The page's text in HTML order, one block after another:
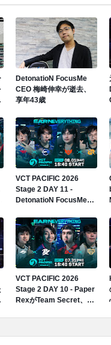
DetonatioN FocusMe
CEO 梅崎伸幸が逝去、
享年43歳
VCT PACIFIC 2026
Stage 2 DAY 11 -
DetonatioN FocusMeが
プステージ2勝2敗へ
VCT PACIFIC 2026
Stage 2 DAY 10 - Paper
RexがTeam Secret、